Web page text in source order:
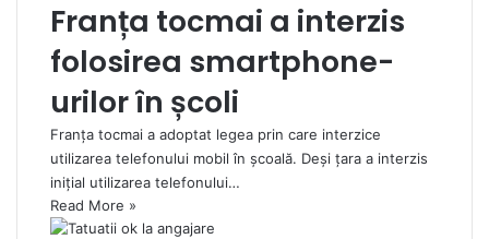
Franța tocmai a interzis
folosirea smartphone-
urilor în școli
Franța tocmai a adoptat legea prin care interzice
utilizarea telefonului mobil în școală. Deși țara a interzis
inițial utilizarea telefonului…
Read More »